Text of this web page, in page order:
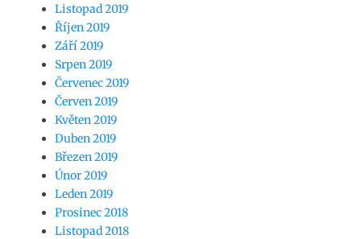
Listopad 2019
Říjen 2019
Září 2019
Srpen 2019
Červenec 2019
Červen 2019
Květen 2019
Duben 2019
Březen 2019
Únor 2019
Leden 2019
Prosinec 2018
Listopad 2018